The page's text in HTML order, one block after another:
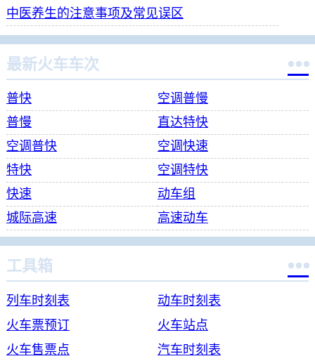
中医养生的注意事项及常见误区
最新火车车次 
普快
空调普慢
普慢
直达特快
空调普快
空调快速
特快
空调特快
快速
动车组
城际高速
高速动车
工具箱 
列车时刻表
动车时刻表
火车票预订
火车站点
火车售票点
汽车时刻表